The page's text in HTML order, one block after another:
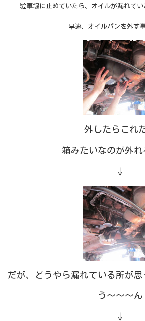
れ
駐車場に止めていたら、オイルが漏れてい
早速、オイルパンを外す
外したらこれ
箱みたいなのが外れ
↓
だが、どうやら漏れている所が
う～～～ん
↓